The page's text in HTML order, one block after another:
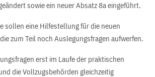
sowie ein neuer Absatz 8a eingeführt.
sollen eine Hilfestellung für die neuen
zum Teil noch Auslegungsfragen aufwerfen.
erst im Laufe der praktischen
die Vollzugsbehörden gleichzeitig